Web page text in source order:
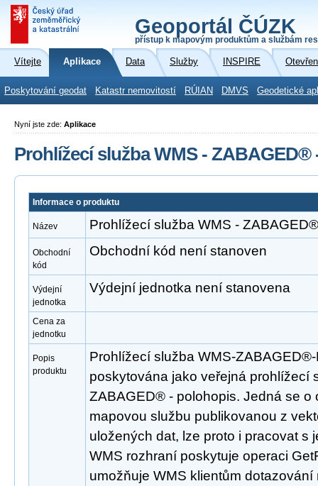
Geoportál ČÚZK
přístup k mapovým produktům a službám
Vítejte Aplikace Data Služby INSPIRE
Poskytování geodat Katastr nemovitostí RÚIAN DMVS Geodetické
Nyní jste zde: Aplikace
Prohlížecí služba WMS -
Informace o produktu
Název Prohlížecí služba WMS -
Obchodní
kód
Obchodní kód není stanoven
Výdejní
jednotka
Výdejní jednotka není stanovena
Cena za
jednotku
Popis
produktu
Prohlížecí služba WMS-
poskytována jako veřejná prohlížecí
ZABAGED® - polohopis. Jedná se o
mapovou službu publikovanou z
uložených dat, lze proto i pracovat s
WMS rozhraní poskytuje operaci
umožňuje WMS klientům